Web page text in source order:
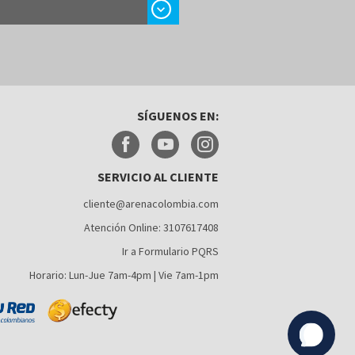
chevron_right
SÍGUENOS EN:
SERVICIO AL CLIENTE
cliente@arenacolombia.com
Atención Online: 3107617408
Ir a Formulario PQRS
Horario: Lun-Jue 7am-4pm | Vie 7am-1pm